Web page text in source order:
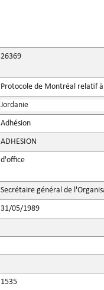
26369
Protocole de Montréal relatif à
Jordanie
Adhésion
ADHESION
d'office
Secrétaire général de
31/05/1989
1535